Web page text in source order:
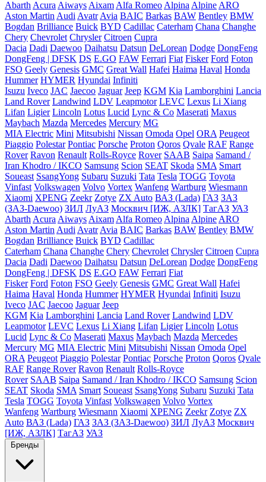
Abarth Acura Aiways Aixam Alfa Romeo Alpina Alpine ARO
Aston Martin Audi Avatr Avia BAIC Barkas BAW Bentley BMW
Bogdan Brilliance Buick BYD Cadillac Caterham Chana Changhe
Chery Chevrolet Chrysler Citroen Cupra
Dacia Dadi Daewoo Daihatsu Datsun DeLorean Dodge DongFeng
DongFeng | DFSK DS E.GO FAW Ferrari Fiat Fisker Ford Foton
FSO Geely Genesis GMC Great Wall Hafei Haima Haval Honda
Hummer HYMER Hyundai Infiniti
Isuzu Iveco JAC Jaecoo Jaguar Jeep KGM Kia Lamborghini Lancia
Land Rover Landwind LDV Leapmotor LEVC Lexus Li Xiang
Lifan Ligier Lincoln Lotus Lucid Lync & Co Maserati Maxus
Maybach Mazda Mercedes Mercury MG
MIA Electric Mini Mitsubishi Nissan Omoda Opel ORA Peugeot
Piaggio Polestar Pontiac Porsche Proton Qoros Qvale RAF Range
Rover Ravon Renault Rolls-Royce Rover SAAB Saipa Samand /
Iran Khodro / IKCO Samsung Scion SEAT Skoda SMA Smart
Soueast SsangYong Subaru Suzuki Tata Tesla TOGG Toyota
Vinfast Volkswagen Volvo Vortex Wanfeng Wartburg Wiesmann
Xiaomi XPENG Zeekr Zotye ZX Auto ВАЗ (Lada) ГАЗ ЗАЗ
(ЗАЗ-Daewoo) ЗИЛ ЛуАЗ Москвич [ИЖ, АЗЛК] ТагАЗ УАЗ
Abarth Acura Aiways Aixam Alfa Romeo Alpina Alpine ARO
Aston Martin Audi Avatr Avia BAIC Barkas BAW Bentley BMW
Bogdan Brilliance Buick BYD Cadillac
Caterham Chana Changhe Chery Chevrolet Chrysler Citroen Cupra
Dacia Dadi Daewoo Daihatsu Datsun DeLorean Dodge DongFeng
DongFeng | DFSK DS E.GO FAW Ferrari Fiat
Fisker Ford Foton FSO Geely Genesis GMC Great Wall Hafei
Haima Haval Honda Hummer HYMER Hyundai Infiniti Isuzu
Iveco JAC Jaecoo Jaguar Jeep
KGM Kia Lamborghini Lancia Land Rover Landwind LDV
Leapmotor LEVC Lexus Li Xiang Lifan Ligier Lincoln Lotus
Lucid Lync & Co Maserati Maxus Maybach Mazda Mercedes
Mercury MG MIA Electric Mini Mitsubishi Nissan Omoda Opel
ORA Peugeot Piaggio Polestar Pontiac Porsche Proton Qoros Qvale
RAF Range Rover Ravon Renault Rolls-Royce
Rover SAAB Saipa Samand / Iran Khodro / IKCO Samsung Scion
SEAT Skoda SMA Smart Soueast SsangYong Subaru Suzuki Tata
Tesla TOGG Toyota Vinfast Volkswagen Volvo Vortex
Wanfeng Wartburg Wiesmann Xiaomi XPENG Zeekr Zotye ZX
Auto ВАЗ (Lada) ГАЗ ЗАЗ (ЗАЗ-Daewoo) ЗИЛ ЛуАЗ Москвич
[ИЖ, АЗЛК] ТагАЗ УАЗ
Бренды